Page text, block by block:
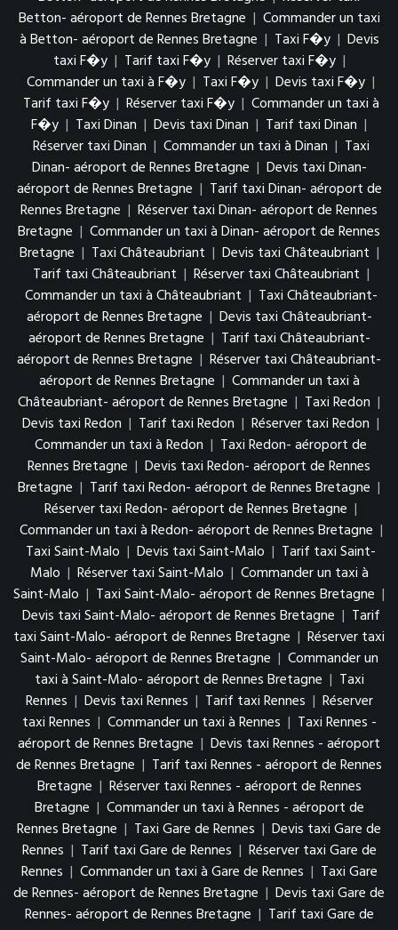
Betton- aéroport de Rennes Bretagne | Commander un taxi
à Betton- aéroport de Rennes Bretagne | Taxi F�y | Devis
taxi F�y | Tarif taxi F�y | Réserver taxi F�y |
Commander un taxi à F�y | Taxi F�y | Devis taxi F�y |
Tarif taxi F�y | Réserver taxi F�y | Commander un taxi à
F�y | Taxi Dinan | Devis taxi Dinan | Tarif taxi Dinan |
Réserver taxi Dinan | Commander un taxi à Dinan | Taxi
Dinan- aéroport de Rennes Bretagne | Devis taxi Dinan-
aéroport de Rennes Bretagne | Tarif taxi Dinan- aéroport de
Rennes Bretagne | Réserver taxi Dinan- aéroport de Rennes
Bretagne | Commander un taxi à Dinan- aéroport de Rennes
Bretagne | Taxi Châteaubriant | Devis taxi Châteaubriant |
Tarif taxi Châteaubriant | Réserver taxi Châteaubriant |
Commander un taxi à Châteaubriant | Taxi Châteaubriant-
aéroport de Rennes Bretagne | Devis taxi Châteaubriant-
aéroport de Rennes Bretagne | Tarif taxi Châteaubriant-
aéroport de Rennes Bretagne | Réserver taxi Châteaubriant-
aéroport de Rennes Bretagne | Commander un taxi à
Châteaubriant- aéroport de Rennes Bretagne | Taxi Redon |
Devis taxi Redon | Tarif taxi Redon | Réserver taxi Redon |
Commander un taxi à Redon | Taxi Redon- aéroport de
Rennes Bretagne | Devis taxi Redon- aéroport de Rennes
Bretagne | Tarif taxi Redon- aéroport de Rennes Bretagne |
Réserver taxi Redon- aéroport de Rennes Bretagne |
Commander un taxi à Redon- aéroport de Rennes Bretagne |
Taxi Saint-Malo | Devis taxi Saint-Malo | Tarif taxi Saint-
Malo | Réserver taxi Saint-Malo | Commander un taxi à
Saint-Malo | Taxi Saint-Malo- aéroport de Rennes Bretagne |
Devis taxi Saint-Malo- aéroport de Rennes Bretagne | Tarif
taxi Saint-Malo- aéroport de Rennes Bretagne | Réserver taxi
Saint-Malo- aéroport de Rennes Bretagne | Commander un
taxi à Saint-Malo- aéroport de Rennes Bretagne | Taxi
Rennes | Devis taxi Rennes | Tarif taxi Rennes | Réserver
taxi Rennes | Commander un taxi à Rennes | Taxi Rennes -
aéroport de Rennes Bretagne | Devis taxi Rennes - aéroport
de Rennes Bretagne | Tarif taxi Rennes - aéroport de Rennes
Bretagne | Réserver taxi Rennes - aéroport de Rennes
Bretagne | Commander un taxi à Rennes - aéroport de
Rennes Bretagne | Taxi Gare de Rennes | Devis taxi Gare de
Rennes | Tarif taxi Gare de Rennes | Réserver taxi Gare de
Rennes | Commander un taxi à Gare de Rennes | Taxi Gare
de Rennes- aéroport de Rennes Bretagne | Devis taxi Gare de
Rennes- aéroport de Rennes Bretagne | Tarif taxi Gare de